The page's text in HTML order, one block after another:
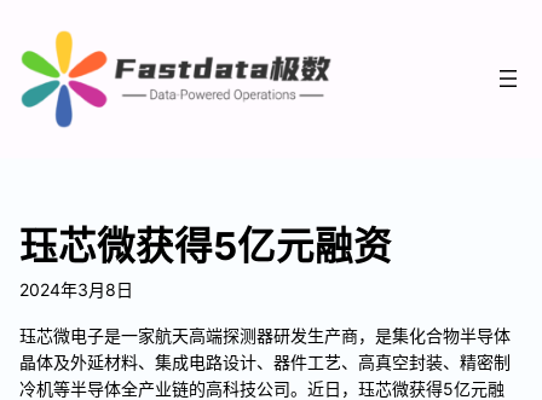
珏芯微获得5亿元融资
2024年3月8日
珏芯微电子是一家航天高端探测器研发生产商，是集化合物半导体
晶体及外延材料、集成电路设计、器件工艺、高真空封装、精密制
冷机等半导体全产业链的高科技公司。近日，珏芯微获得5亿元融